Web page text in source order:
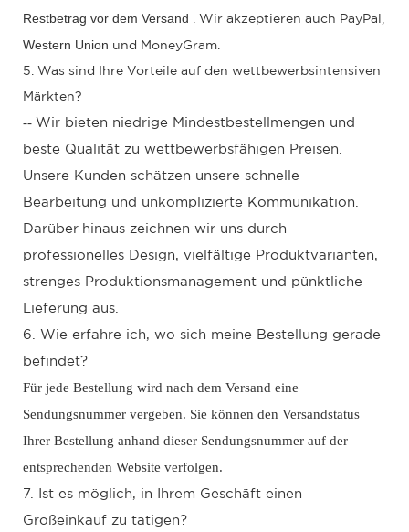
Restbetrag vor dem Versand
Wir akzeptieren auch PayPal,
Western Union und MoneyGram.
5. Was sind Ihre Vorteile auf den wettbewerbsintensiven
Märkten?
-- Wir bieten niedrige Mindestbestellmengen und
beste Qualität zu wettbewerbsfähigen Preisen.
Unsere Kunden schätzen unsere schnelle
Bearbeitung und unkomplizierte Kommunikation.
Darüber hinaus zeichnen wir uns durch
professionelles Design, vielfältige Produktvarianten,
strenges Produktionsmanagement und pünktliche
Lieferung aus.
6. Wie erfahre ich, wo sich meine Bestellung gerade
befindet?
Für jede Bestellung wird nach dem Versand eine
Sendungsnummer vergeben. Sie können den Versandstatus
Ihrer Bestellung anhand dieser Sendungsnummer auf der
entsprechenden Website verfolgen.
7. Ist es möglich, in Ihrem Geschäft einen
Großeinkauf zu tätigen?